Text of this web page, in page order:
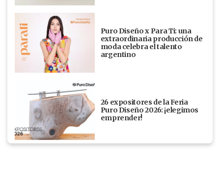
Puro Diseño x Para Ti: una
extraordinaria producción de
moda celebra el talento
argentino
26 expositores de la Feria
Puro Diseño 2026: ¡elegimos
emprender!